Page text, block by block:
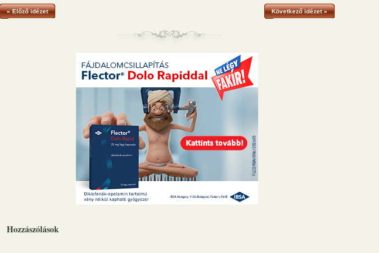
« Előző idézet Következő idézet »
Hozzászólások